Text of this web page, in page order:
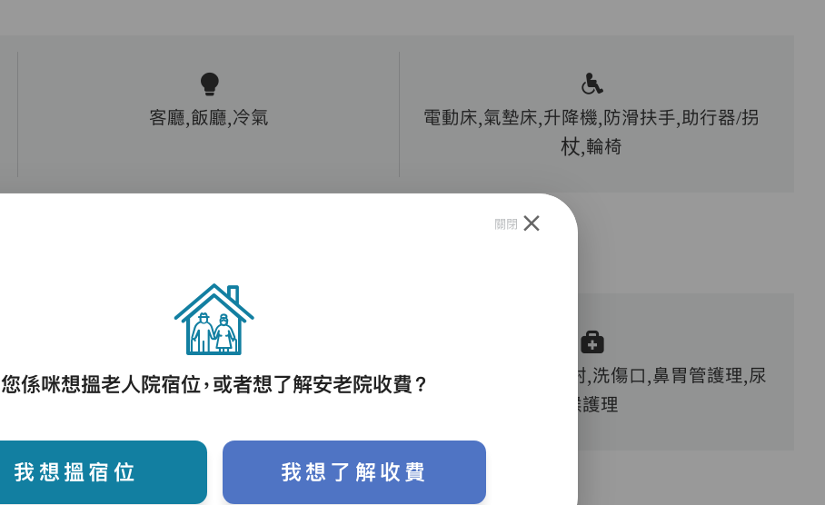
客廳,飯廳,冷氣
電動床,氣墊床,升降機,防滑扶手,助行器/拐
杖,輪椅
護理評估、執藥、核派藥、量度生命表徵、協
血糖測試,胰島素注射,洗傷口,鼻胃管護理,尿
喉護理
關閉
您係咪想搵老人院宿位，或者想了解安老院收費？
我想搵宿位 我想了解收費